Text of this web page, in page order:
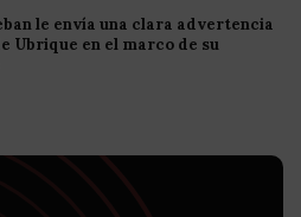
le envía una clara advertencia
Ubrique en el marco de su